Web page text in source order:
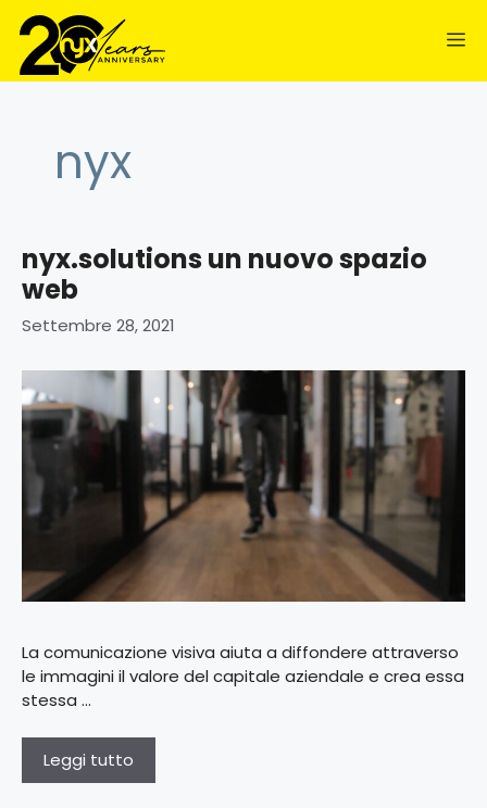
contenuto
nyx
nyx.solutions un nuovo spazio
web
Settembre 28, 2021
La comunicazione visiva aiuta a diffondere attraverso
le immagini il valore del capitale aziendale e crea essa
stessa …
Leggi tutto